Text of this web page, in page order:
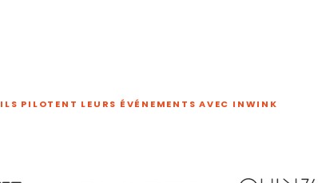
ILS PILOTENT LEURS ÉVÉNEMENTS AVEC INWINK